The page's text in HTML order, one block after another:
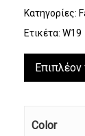
Κατηγορίες:
Ετικέτα:W19
Color